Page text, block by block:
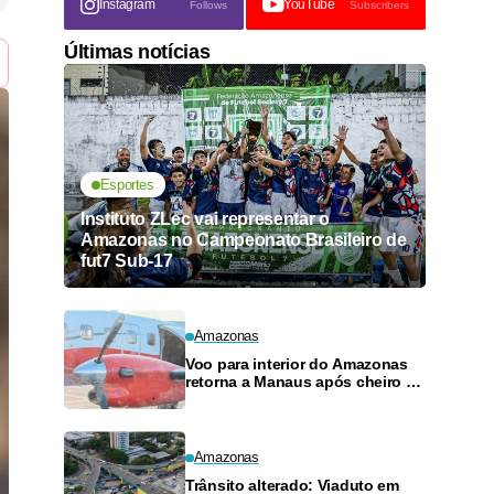
Instagram Follows YouTube Subscribers
Últimas notícias
Esportes
Instituto ZLec vai representar o
Amazonas no Campeonato Brasileiro de
fut7 Sub-17
Amazonas
Voo para interior do Amazonas
retorna a Manaus após cheiro de
Amazonas
Trânsito alterado: Viaduto em